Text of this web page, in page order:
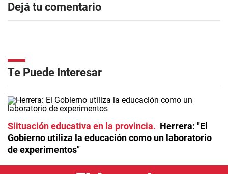
Dejá tu comentario
Te Puede Interesar
Siituación educativa en la provincia
Herrera: "El
Gobierno utiliza la educación como un laboratorio
de experimentos"